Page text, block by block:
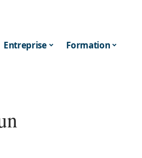
Entreprise Formation